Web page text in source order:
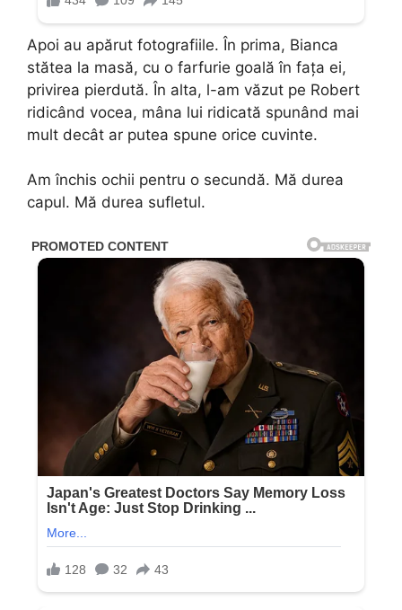
Apoi au apărut fotografiile. În prima, Bianca
stătea la masă, cu o farfurie goală în fața ei,
privirea pierdută. În alta, l-am văzut pe Robert
ridicând vocea, mâna lui ridicată spunând mai
mult decât ar putea spune orice cuvinte.
Am închis ochii pentru o secundă. Mă durea
capul. Mă durea sufletul.